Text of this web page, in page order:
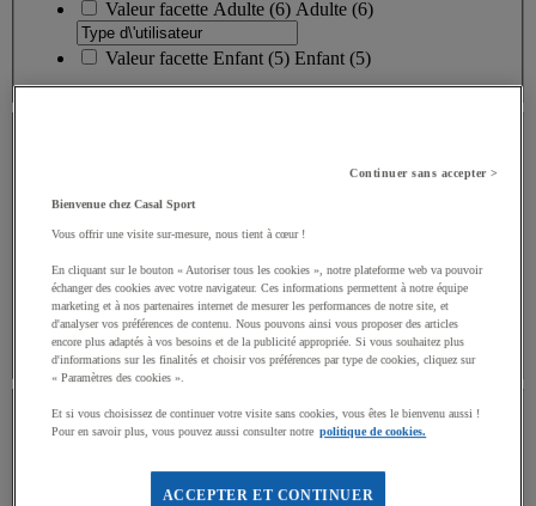
Valeur facette Adulte (6) Adulte (6)
Valeur facette Enfant (5) Enfant (5)
Valeur facette Moins de 100 €
(11)
Limite inférieure Limite supérieure€
- €
Matière textile
Continuer sans accepter >
Bienvenue chez Casal Sport
Vous offrir une visite sur-mesure, nous tient à cœur !
En cliquant sur le bouton « Autoriser tous les cookies », notre plateforme web va pouvoir
échanger des cookies avec votre navigateur. Ces informations permettent à notre équipe
marketing et à nos partenaires internet de mesurer les performances de notre site, et
d'analyser vos préférences de contenu. Nous pouvons ainsi vous proposer des articles
encore plus adaptés à vos besoins et de la publicité appropriée. Si vous souhaitez plus
d'informations sur les finalités et choisir vos préférences par type de cookies, cliquez sur
« Paramètres des cookies ».
Et si vous choisissez de continuer votre visite sans cookies, vous êtes le bienvenu aussi !
Pour en savoir plus, vous pouvez aussi consulter notre politique de cookies.
ACCEPTER ET CONTINUER